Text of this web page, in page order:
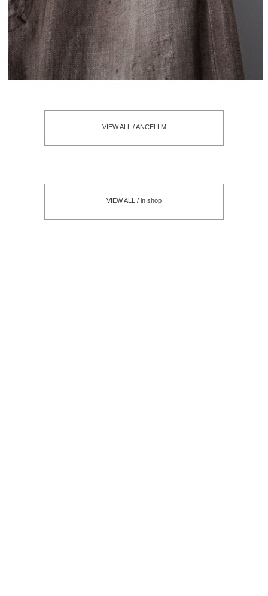
VIEW ALL / ANCELLM
VIEW ALL / in shop